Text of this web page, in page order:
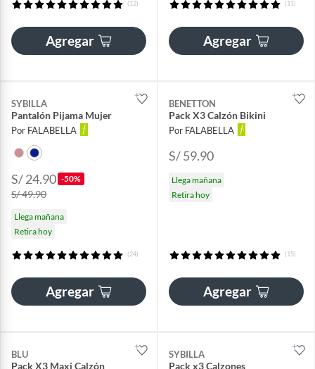
(12)
Agregar
(11)
Agregar
SYBILLA
Pantalón Pijama Mujer
Por FALABELLA
S/ 24.90 -50%
S/ 49.90
Llega mañana
Retira hoy
(24)
Agregar
BENETTON
Pack X3 Calzón Bikini
Por FALABELLA
S/ 59.90
Llega mañana
Retira hoy
(15)
Agregar
BLU
Pack X3 Maxi Calzón
SYBILLA
Pack x3 Calzones